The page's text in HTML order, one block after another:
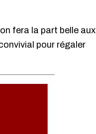
fera la part belle aux
pour régaler